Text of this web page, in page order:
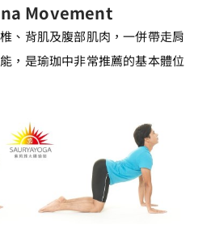
Movement
、背肌及腹部肌肉，一併帶走肩
，是瑜珈中非常推薦的基本體位